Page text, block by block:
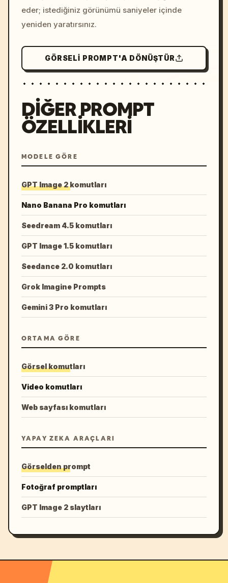
eder; istediğiniz görünümü saniyeler içinde
yeniden yaratırsınız.
GÖRSELI PROMPT'A DÖNÜŞTÜR
DIĞER PROMPT
ÖZELLIKLERI
MODELE GÖRE
GPT Image 2 komutları
Nano Banana Pro komutları
Seedream 4.5 komutları
GPT Image 1.5 komutları
Seedance 2.0 komutları
Grok Imagine Prompts
Gemini 3 Pro komutları
ORTAMA GÖRE
Görsel komutları
Video komutları
Web sayfası komutları
YAPAY ZEKA ARAÇLARI
Görselden prompt
Fotoğraf promptları
GPT Image 2 slaytları